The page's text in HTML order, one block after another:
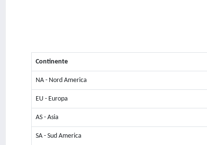
Continente
NA - Nord America
EU - Europa
AS - Asia
SA - Sud America